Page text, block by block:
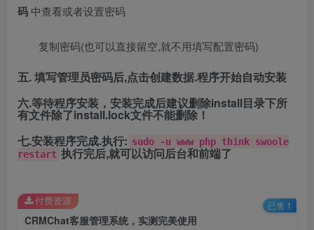
码 中查看或者设置密码
复制密码(也可以直接留空,就不用填写配置密码)
五. 填写管理员密码后,点击创建数据.程序开始自动安装
六.等待程序安装，安装完成后建议删除install目录下所
有文件除了install.lock文件不能删除！
七.安装程序完成.执行: sudo -u www php think swoole
restart 执行完后,就可以访问后台和前端了
CRMChat客服管理系统，实测完美使用
付费资源 已售 1